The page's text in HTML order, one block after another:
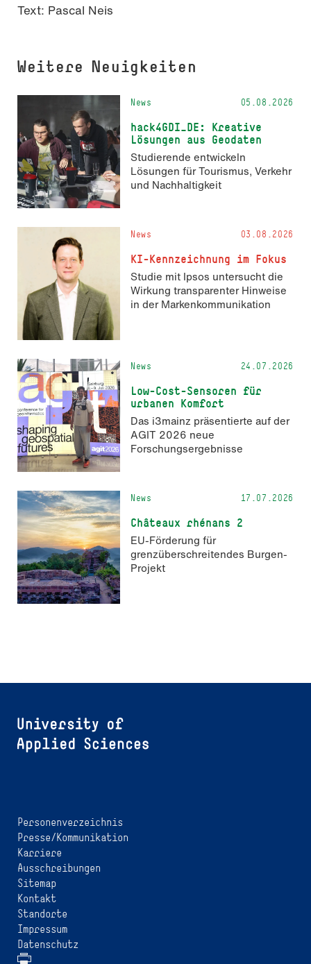
Text: Pascal Neis
Weitere Neuigkeiten
News 05.08.2026
hack4GDI_DE: Kreative
Lösungen aus Geodaten
Studierende entwickeln
Lösungen für Tourismus, Verkehr
und Nachhaltigkeit
News 03.08.2026
KI-Kennzeichnung im Fokus
Studie mit Ipsos untersucht die
Wirkung transparenter Hinweise
in der Markenkommunikation
News 24.07.2026
Low-Cost-Sensoren für
urbanen Komfort
Das i3mainz präsentierte auf der
AGIT 2026 neue
Forschungsergebnisse
News 17.07.2026
Châteaux rhénans 2
EU-Förderung für
grenzüberschreitendes Burgen-
Projekt
Personenverzeichnis
Presse/Kommunikation
Karriere
Ausschreibungen
Sitemap
Kontakt
Standorte
Impressum
Datenschutz